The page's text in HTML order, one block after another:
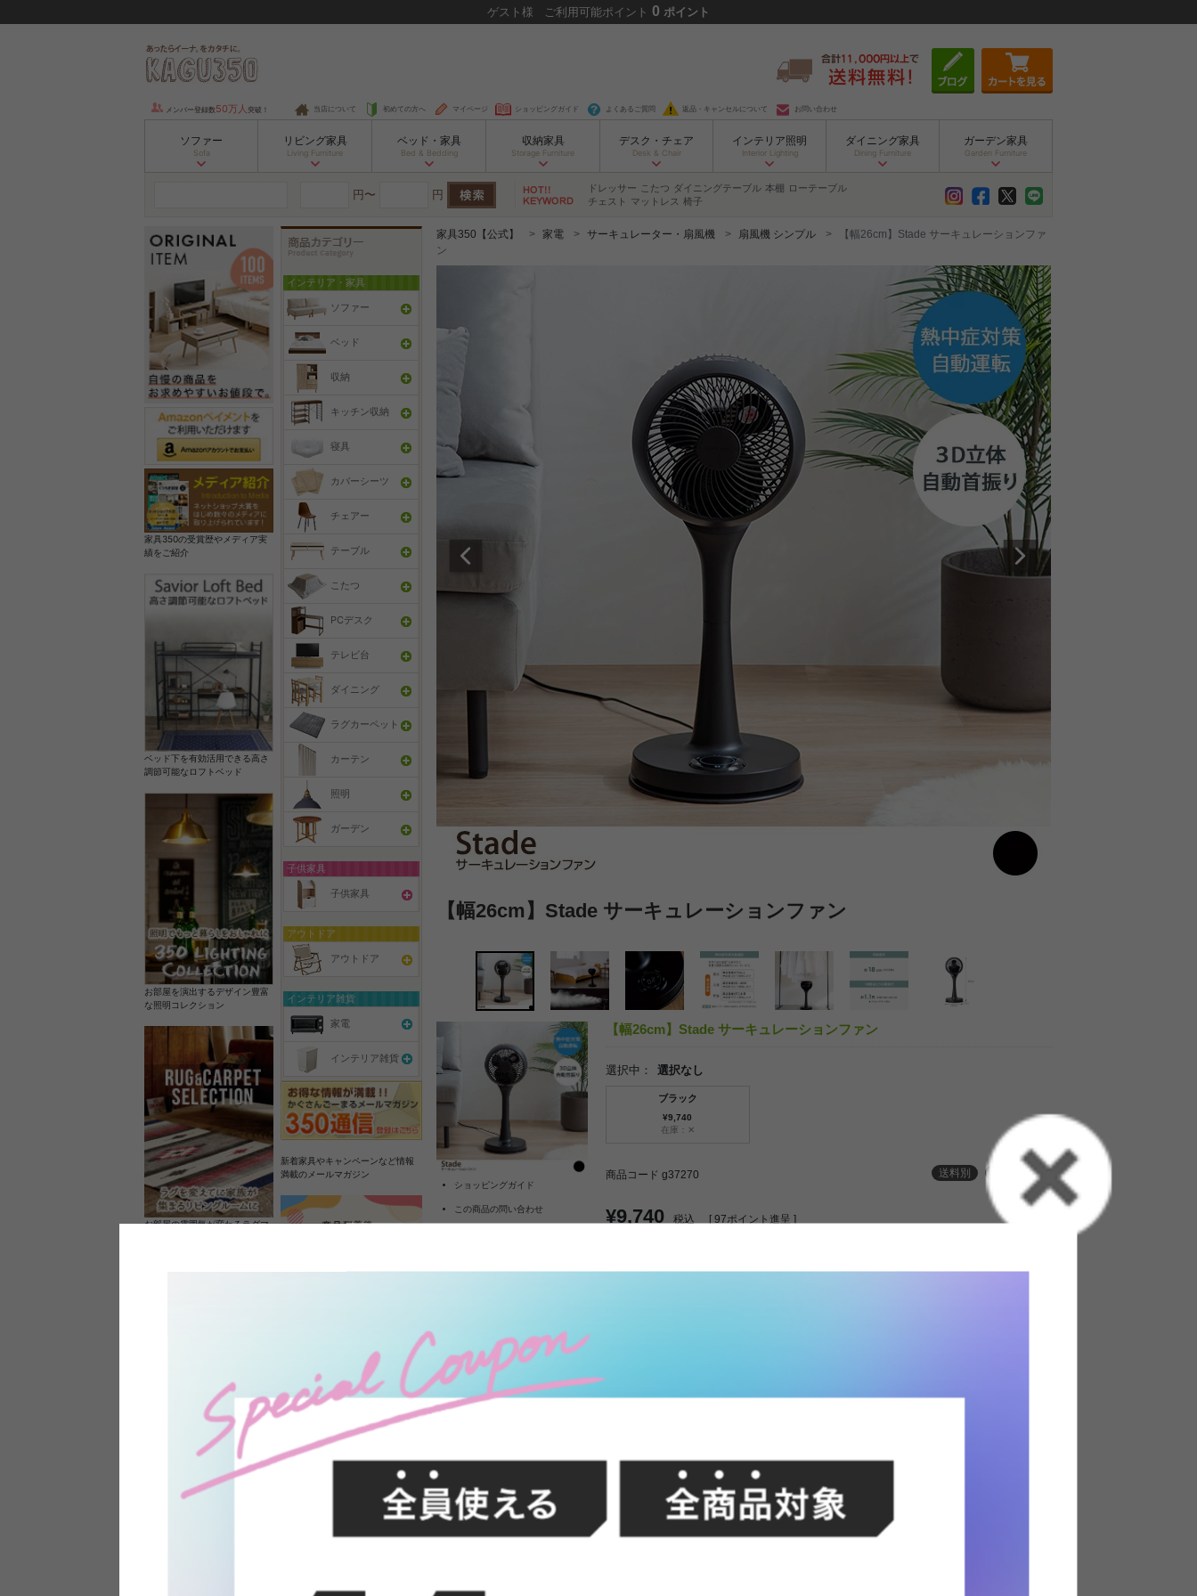
ゲスト 様 ご利用可能ポイント 0 ポイント
メンバー登録数 50万人 突破！ 当店について 初めての方へ マイページ ショッピングガイド よくあるご質問 返品・キャンセルについて お問い合わせ
ソファー
Sofa
リビング家具
Living Furniture
ベッド・家具
Bed & Bedding
収納家具
Storage Furniture
デスク・チェア
Desk & Chair
インテリア照明
Interior Lighting
ダイニング家具
Dining Furniture
ガーデン家具
Garden Furniture
円〜 円 ドレッサー こたつ ダイニングテーブル 本棚 ローテーブル
チェスト マットレス 椅子
家具350の受賞歴やメディア実
績をご紹介
ベッド下を有効活用できる高さ
調節可能なロフトベッド
お部屋を演出するデザイン豊富
な照明コレクション
お部屋の雰囲気が変わるラグマ
素材の良さを活かしたウッドソ
ケットのペンダントライト
インフォメーション
インテリア・家具
ソファー
ベッド
収納
キッチン収納
寝具
カバーシーツ
チェアー
テーブル
こたつ
PCデスク
テレビ台
ダイニング
ラグカーペット
カーテン
照明
ガーデン
子供家具
子供家具
アウトドア
アウトドア
インテリア雑貨
家電
インテリア雑貨
新着家具やキャンペーンなど情報
満載のメールマガジン
家具のレビューを書くと10%OFFク
ーポンプレゼント
家具350【公式】 家電 サーキュレーター・扇風機 扇風機 シンプル
【幅26cm】Stade サーキュレーションファ
ン
【幅26cm】Stade サーキュレーションファン
ショッピングガイド
この商品の問い合わせ
【幅26cm】Stade サーキュレーションファン
選択中： 選択なし
ブラック
¥9,740
在庫：✕
商品コード g37270 送料別 ３ヶ月保証
¥9,740 税込 [ 97ポイント進呈 ]
イリッシュなデザインで全体をブラックに統一し、シックなお部屋にもぴったりで